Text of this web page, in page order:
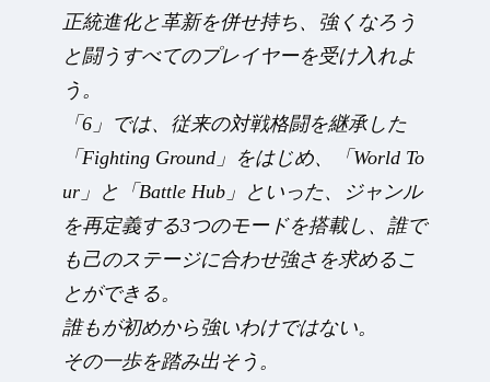
正統進化と革新を併せ持ち、強くなろう
と闘うすべてのプレイヤーを受け入れよ
う。
「6」では、従来の対戦格闘を継承した
「Fighting Ground」をはじめ、「World To
ur」と「Battle Hub」といった、ジャンル
を再定義する3つのモードを搭載し、誰で
も己のステージに合わせ強さを求めるこ
とができる。
誰もが初めから強いわけではない。
その一歩を踏み出そう。